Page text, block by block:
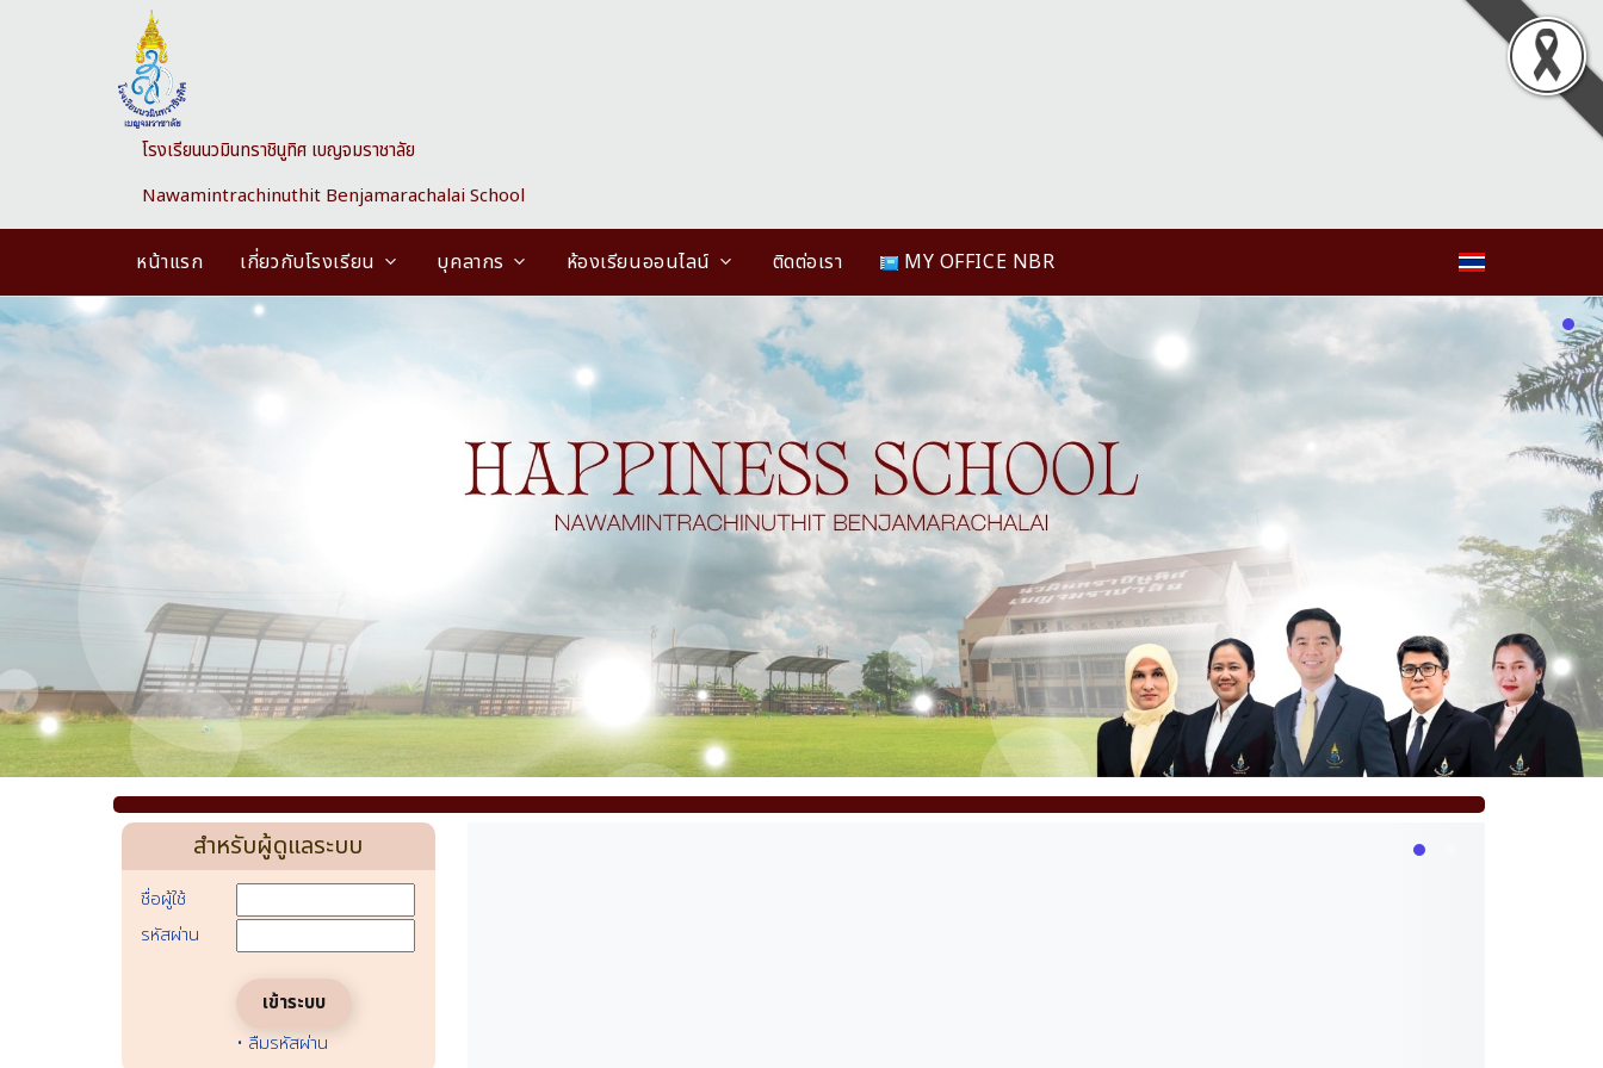
Skip to main content
โรงเรียนนวมินทราชินูทิศ เบญจมราชาลัย
Nawamintrachinuthit Benjamarachalai School
หน้าแรก เกี่ยวกับโรงเรียน บุคลากร ห้องเรียนออนไลน์ ติดต่อเรา MY OFFICE NBR
สำหรับผู้ดูแลระบบ
ชื่อผู้ใช้
รหัสผ่าน
• ลืมรหัสผ่าน